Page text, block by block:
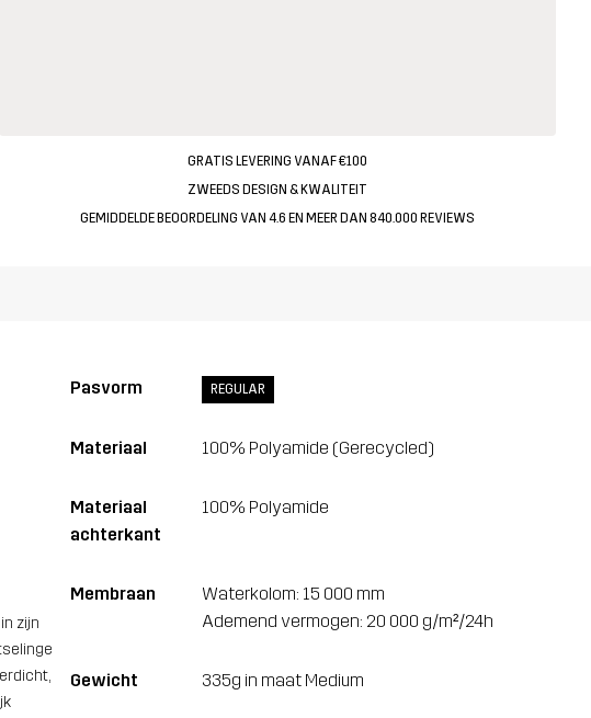
GRATIS LEVERING VANAF €100
ZWEEDS DESIGN & KWALITEIT
GEMIDDELDE BEOORDELING VAN 4.6 EN MEER DAN 840.000 REVIEWS
zijn
Pasvorm REGULAR
Materiaal 100% Polyamide (Gerecycled)
Materiaal
achterkant
100% Polyamide
Membraan
Waterkolom: 15 000 mm
Ademend vermogen: 20 000 g/m²/24h
Gewicht 335g in maat Medium